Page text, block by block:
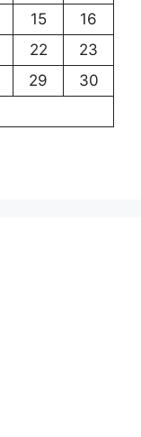
15
16
22
23
29
30